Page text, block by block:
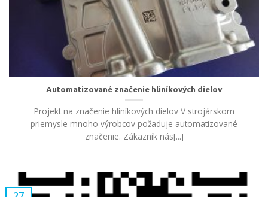
Automatizované značenie hliníkových dielov
Projekt na značenie hliníkových dielov V strojárskom
priemysle mnoho výrobcov požaduje automatizované
značenie. Zákazník nás[...]